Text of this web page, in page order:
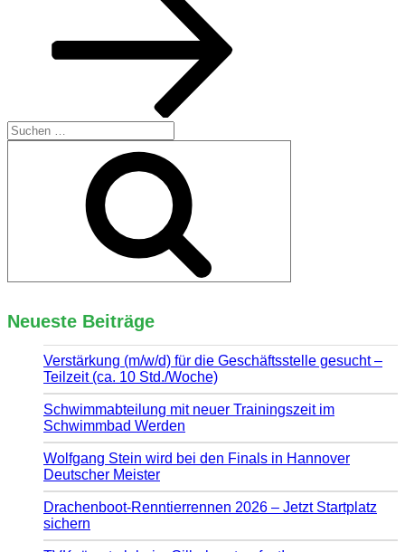
Suchen
nach:
Neueste Beiträge
Verstärkung (m/w/d) für die Geschäftsstelle gesucht –
Teilzeit (ca. 10 Std./Woche)
Schwimmabteilung mit neuer Trainingszeit im
Schwimmbad Werden
Wolfgang Stein wird bei den Finals in Hannover
Deutscher Meister
Drachenboot-Renntierrennen 2026 – Jetzt Startplatz
sichern